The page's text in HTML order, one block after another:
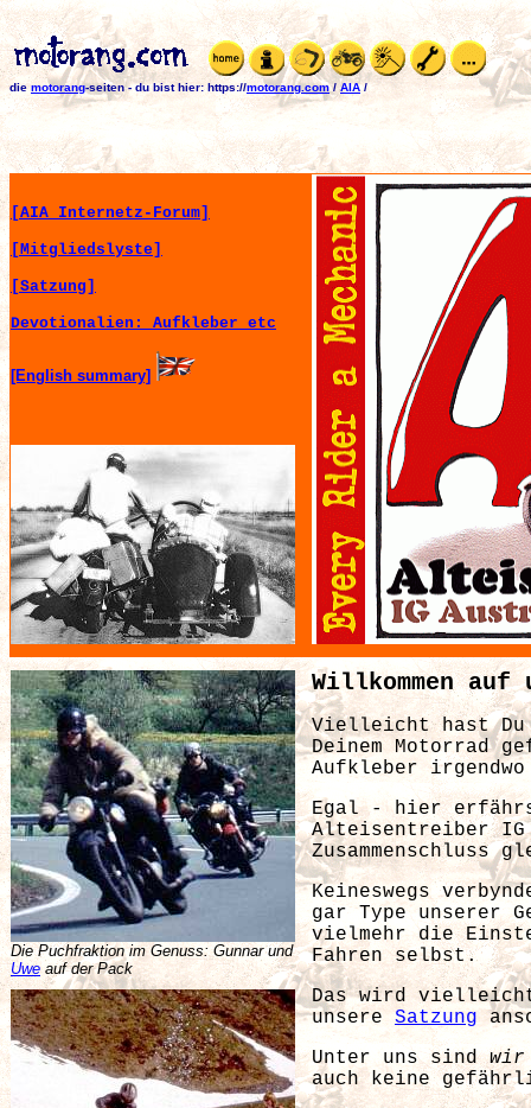
die motorang-seiten-du bist hier: https://motorang.com/ AIA/
[AIA Internetz-Forum]
[Mitgliedslyste]
[Satzung]
Devotionalien: Aufkleber etc
[English summary]
Die Puchfraktion im Genuss: Gunnar und
Uwe auf der Pack
Willkommen
Vielleicht hast
Deinem Motorrad
Aufkleber irgendwo
Egal - hier
Alteisentreiber
Zusammenschluss
Keineswegs
gar Type unserer
vielmehr die
Fahren selbst.
Das wird
unsere Satzung
Unter uns sindwir
auch keine